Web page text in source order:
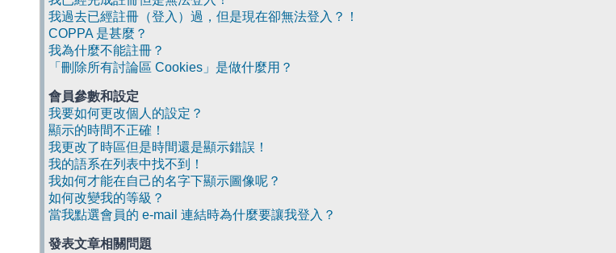
我過去已經註冊（登入）過，但是現在卻無法登入？！
COPPA 是甚麼？
我為什麼不能註冊？
「刪除所有討論區 Cookies」是做什麼用？
會員參數和設定
我要如何更改個人的設定？
顯示的時間不正確！
我更改了時區但是時間還是顯示錯誤！
我的語系在列表中找不到！
我如何才能在自己的名字下顯示圖像呢？
如何改變我的等級？
當我點選會員的 e-mail 連結時為什麼要讓我登入？
發表文章相關問題